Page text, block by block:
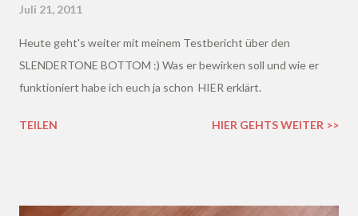
Juli 21, 2011
Heute geht's weiter mit meinem Testbericht über den
SLENDERTONE BOTTOM :) Was er bewirken soll und wie er
funktioniert habe ich euch ja schon HIER erklärt.
TEILEN HIER GEHTS WEITER >>